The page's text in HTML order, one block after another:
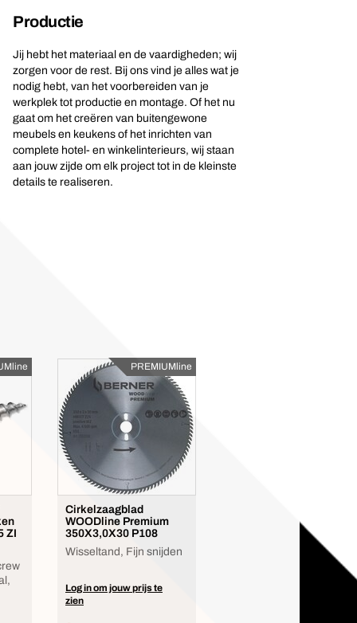
Productie
Jij hebt het materiaal en de vaardigheden; wij
zorgen voor de rest. Bij ons vind je alles wat je
nodig hebt, van het voorbereiden van je
werkplek tot productie en montage. Of het nu
gaat om het creëren van buitengewone
meubels en keukens of het inrichten van
complete hotel- en winkelinterieurs, wij staan
aan jouw zijde om elk project tot in de kleinste
details te realiseren.
ZI
PREMIUMline
Cirkelzaagblad
WOODline Premium
350X3,0X30 P108
Wisseltand, Fijn snijden
Log in om jouw prijs te
zien